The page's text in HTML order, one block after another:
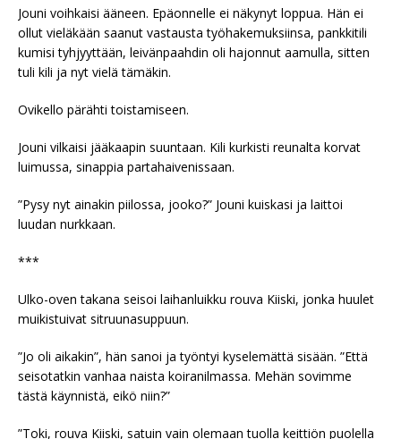
Jouni voihkaisi ääneen. Epäonnelle ei näkynyt loppua. Hän ei
ollut vieläkään saanut vastausta työhakemuksiinsa, pankkitili
kumisi tyhjyyttään, leivänpaahdin oli hajonnut aamulla, sitten
tuli kili ja nyt vielä tämäkin.
Ovikello pärähti toistamiseen.
Jouni vilkaisi jääkaapin suuntaan. Kili kurkisti reunalta korvat
luimussa, sinappia partahaivenissaan.
”Pysy nyt ainakin piilossa, jooko?” Jouni kuiskasi ja laittoi
luudan nurkkaan.
***
Ulko-oven takana seisoi laihanluikku rouva Kiiski, jonka huulet
muikistuivat sitruunasuppuun.
”Jo oli aikakin”, hän sanoi ja työntyi kyselemättä sisään. ”Että
seisotatkin vanhaa naista koiranilmassa. Mehän sovimme
tästä käynnistä, eikö niin?”
”Toki, rouva Kiiski, satuin vain olemaan tuolla keittiön puolella